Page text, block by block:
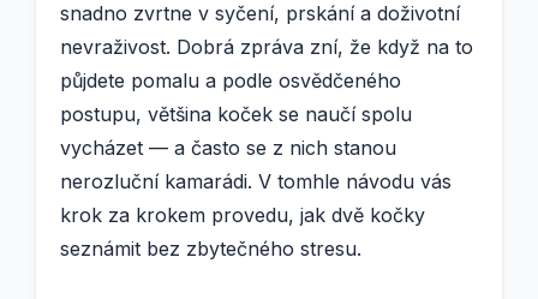
snadno zvrtne v syčení, prskání a doživotní
nevraživost. Dobrá zpráva zní, že když na to
půjdete pomalu a podle osvědčeného
postupu, většina koček se naučí spolu
vycházet — a často se z nich stanou
nerozluční kamarádi. V tomhle návodu vás
krok za krokem provedu, jak dvě kočky
seznámit bez zbytečného stresu.